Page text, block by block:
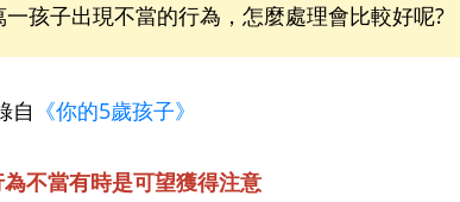
一孩子出現不當的行為，怎麼處理會比較好呢?
自 《你的5歲孩子》
不當有時是可望獲得注意